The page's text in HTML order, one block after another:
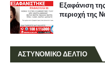
Εξαφάνιση
περιοχή της
ΑΣΤΥΝΟΜΙΚΟ ΔΕΛΤΙΟ